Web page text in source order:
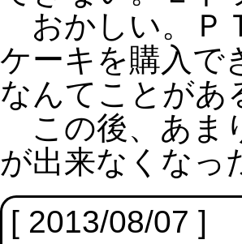
おかしい。Ｐ
ケーキを購入で
なんてことが
この後、あま
が出来なくなっ
[ 2013/08/07 ]